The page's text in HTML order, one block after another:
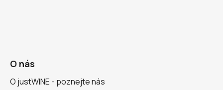
O nás
O justWINE - poznejte nás